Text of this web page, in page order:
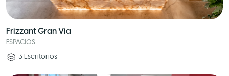
Frizzant Gran Via
ESPACIOS
3 Escritorios